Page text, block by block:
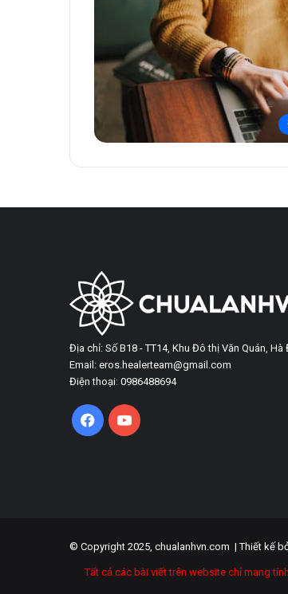
Địa chỉ: Số B18 - TT14, Khu Đô thị Văn Quán,
Email: eros.healerteam@gmail.com
Điện thoại: 0986488694
FacebookYouTube
© Copyright 2025, chualanhvn.com |Thiết kế
Tất cả các bài viết trên website chỉ mang